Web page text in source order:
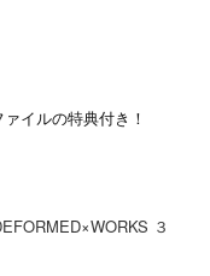
イルの特典付き！
３